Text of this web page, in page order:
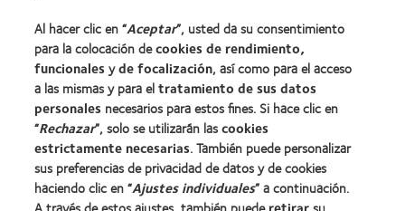
Usuario experimentado
Blog
Sobre nosotros
Carreras
Noticias
Contacto
Al hacer clic en “Aceptar”, usted da su consentimiento
para la colocación decookies de rendimiento,
funcionalesyde focalización, así como para el acceso
a las mismas y para eltratamiento de sus datos
personales necesarios para estos fines. Si hace clic en
“Rechazar”, solo se utilizarán lascookies
estrictamente necesarias. También puede personalizar
sus preferencias de privacidad de datos y de cookies
haciendo clic en “Ajustes individuales” a continuación.